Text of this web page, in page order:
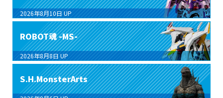
2026年8月10日 UP
ROBOT魂 -MS-
2026年8月8日 UP
S.H.MonsterArts